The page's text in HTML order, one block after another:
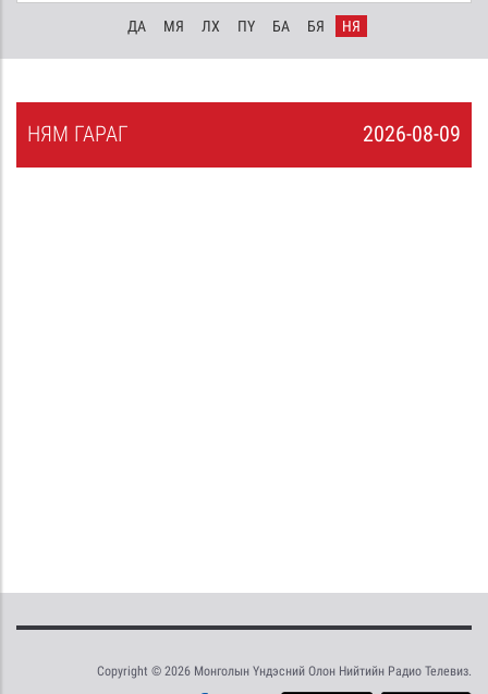
ДА МЯ ЛХ ПҮ БА БЯ НЯ
2026-08-09
НЯМ ГАРАГ
Copyright © 2026 Монголын Үндэсний Олон Нийтийн Радио Телевиз.